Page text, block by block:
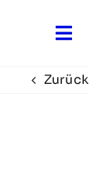
Toggle
Zurück